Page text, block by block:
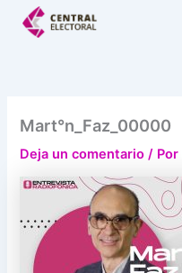
Mart°n_Faz_00000
Deja un comentario / Por